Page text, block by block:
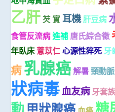
乙肝 芡 實 耳機 肝豆病
食管反流病 進補 唐氏綜合徵
年臥床 薏苡仁 心源性猝死 牙
病乳腺癌 解暑 頸動脈
狀病毒血友病 牙套族
糖